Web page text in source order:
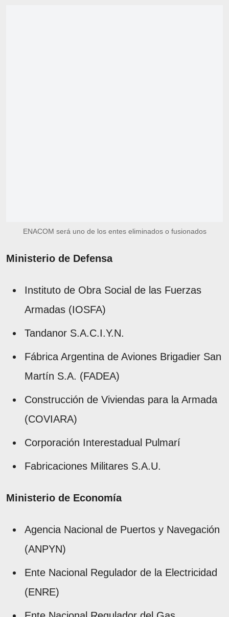
ENACOM será uno de los entes eliminados o fusionados
Ministerio de Defensa
Instituto de Obra Social de las Fuerzas
Armadas (IOSFA)
Tandanor S.A.C.I.Y.N.
Fábrica Argentina de Aviones Brigadier San
Martín S.A. (FADEA)
Construcción de Viviendas para la Armada
(COVIARA)
Corporación Interestadual Pulmarí
Fabricaciones Militares S.A.U.
Ministerio de Economía
Agencia Nacional de Puertos y Navegación
(ANPYN)
Ente Nacional Regulador de la Electricidad
(ENRE)